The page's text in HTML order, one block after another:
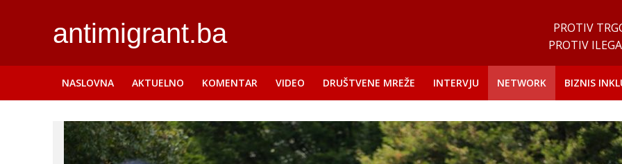
antimigrant.ba
PROTIV
PROTIV
NASLOVNA AKTUELNO KOMENTAR VIDEO DRUŠTVENE MREŽE INTERVJU NETWORK BIZNIS